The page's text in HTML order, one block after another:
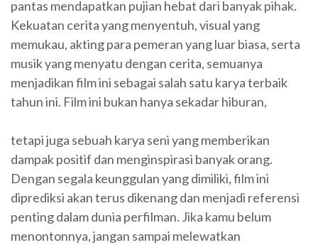
pantas mendapatkan pujian hebat dari banyak pihak.
Kekuatan cerita yang menyentuh, visual yang
memukau, akting para pemeran yang luar biasa, serta
musik yang menyatu dengan cerita, semuanya
menjadikan film ini sebagai salah satu karya terbaik
tahun ini. Film ini bukan hanya sekadar hiburan,
tetapi juga sebuah karya seni yang memberikan
dampak positif dan menginspirasi banyak orang.
Dengan segala keunggulan yang dimiliki, film ini
diprediksi akan terus dikenang dan menjadi referensi
penting dalam dunia perfilman. Jika kamu belum
menontonnya, jangan sampai melewatkan